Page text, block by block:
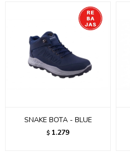
SNAKE BOTA - BLUE
$ 1.279